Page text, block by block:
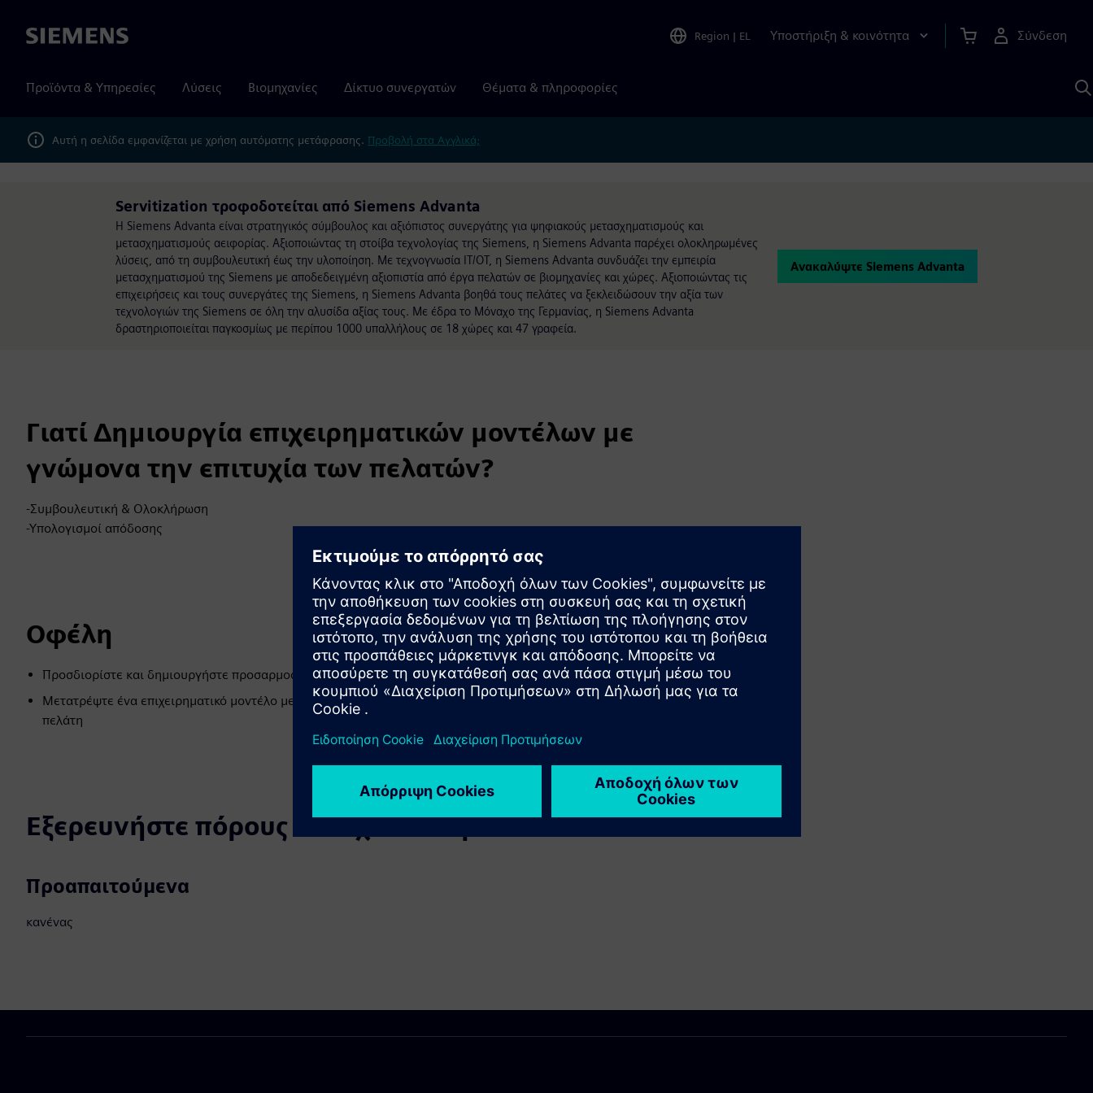
Siemens Region | EL Υποστήριξη & κοινότητα Σύνδεση
Προϊόντα & Υπηρεσίες Λύσεις Βιομηχανίες Δίκτυο συνεργατών Θέματα & πληροφορίες
Αυτή η σελίδα εμφανίζεται με χρήση αυτόματης μετάφρασης. Προβολή στα Αγγλικά;
Servitization τροφοδοτείται από Siemens Advanta
Η Siemens Advanta είναι στρατηγικός σύμβουλος και αξιόπιστος συνεργάτης για ψηφιακούς μετασχηματισμούς και
μετασχηματισμούς αειφορίας. Αξιοποιώντας τη στοίβα τεχνολογίας της Siemens, η Siemens Advanta παρέχει ολοκληρωμένες
λύσεις, από τη συμβουλευτική έως την υλοποίηση. Με τεχνογνωσία IT/OT, η Siemens Advanta συνδυάζει την εμπειρία
μετασχηματισμού της Siemens με αποδεδειγμένη αξιοπιστία από έργα πελατών σε βιομηχανίες και χώρες. Αξιοποιώντας τις
επιχειρήσεις και τους συνεργάτες της Siemens, η Siemens Advanta βοηθά τους πελάτες να ξεκλειδώσουν την αξία των
τεχνολογιών της Siemens σε όλη την αλυσίδα αξίας τους. Με έδρα το Μόναχο της Γερμανίας, η Siemens Advanta
δραστηριοποιείται παγκοσμίως με περίπου 1000 υπαλλήλους σε 18 χώρες και 47 γραφεία.
Ανακαλύψτε Siemens Advanta
Γιατί Δημιουργία επιχειρηματικών μοντέλων με
γνώμονα την επιτυχία των πελατών?
-Συμβουλευτική & Ολοκλήρωση
-Υπολογισμοί απόδοσης
Οφέλη
Προσδιορίστε και δημιουργήστε προσαρμοσμένη ψηφιακή στρατηγική
Μετατρέψτε ένα επιχειρηματικό μοντέλο με επίκεντρο το προϊόν σε μοντέλο που βασίζεται στην επιτυχία του
πελάτη
Εξερευνήστε πόρους και σχετικά προϊόντα
Προαπαιτούμενα
κανένας